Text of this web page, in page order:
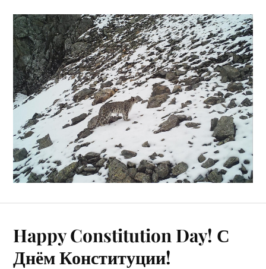
Happy Constitution Day! С
Днём Конституции!